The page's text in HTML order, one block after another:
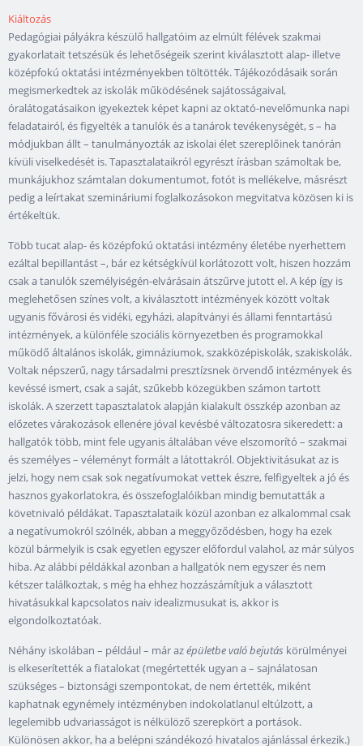
Kiáltozás
Pedagógiai pályákra készülő hallgatóim az elmúlt félévek szakmai
gyakorlatait tetszésük és lehetőségeik szerint kiválasztott alap- illetve
középfokú oktatási intézményekben töltötték. Tájékozódásaik során
megismerkedtek az iskolák működésének sajátosságaival,
óralátogatásaikon igyekeztek képet kapni az oktató-nevelőmunka napi
feladatairól, és figyelték a tanulók és a tanárok tevékenységét, s – ha
módjukban állt – tanulmányozták az iskolai élet szereplőinek tanórán
kívüli viselkedését is. Tapasztalataikról egyrészt írásban számoltak be,
munkájukhoz számtalan dokumentumot, fotót is mellékelve, másrészt
pedig a leírtakat szemináriumi foglalkozásokon megvitatva közösen ki is
értékeltük.
Több tucat alap- és középfokú oktatási intézmény életébe nyerhettem
ezáltal bepillantást –, bár ez kétségkívül korlátozott volt, hiszen hozzám
csak a tanulók személyiségén-elvárásain átszűrve jutott el. A kép így is
meglehetősen színes volt, a kiválasztott intézmények között voltak
ugyanis fővárosi és vidéki, egyházi, alapítványi és állami fenntartású
intézmények, a különféle szociális környezetben és programokkal
működő általános iskolák, gimnáziumok, szakközépiskolák, szakiskolák.
Voltak népszerű, nagy társadalmi presztízsnek örvendő intézmények és
kevéssé ismert, csak a saját, szűkebb közegükben számon tartott
iskolák. A szerzett tapasztalatok alapján kialakult összkép azonban az
előzetes várakozások ellenére jóval kevésbé változatosra sikeredett: a
hallgatók több, mint fele ugyanis általában véve elszomorító – szakmai
és személyes – véleményt formált a látottakról. Objektivitásukat az is
jelzi, hogy nem csak sok negatívumokat vettek észre, felfigyeltek a jó és
hasznos gyakorlatokra, és összefoglalóikban mindig bemutatták a
követnivaló példákat. Tapasztalataik közül azonban ez alkalommal csak
a negatívumokról szólnék, abban a meggyőződésben, hogy ha ezek
közül bármelyik is csak egyetlen egyszer előfordul valahol, az már súlyos
hiba. Az alábbi példákkal azonban a hallgatók nem egyszer és nem
kétszer találkoztak, s még ha ehhez hozzászámítjuk a választott
hivatásukkal kapcsolatos naiv idealizmusukat is, akkor is
elgondolkoztatóak.
Néhány iskolában – például – már azépületbe való bejutás körülményei
is elkeserítették a fiatalokat (megértették ugyan a – sajnálatosan
szükséges – biztonsági szempontokat, de nem értették, miként
kaphatnak egynémely intézményben indokolatlanul eltúlzott, a
legelemibb udvariasságot is nélkülöző szerepkört a portások.
Különösen akkor, ha a belépni szándékozó hivatalos ajánlással érkezik.)